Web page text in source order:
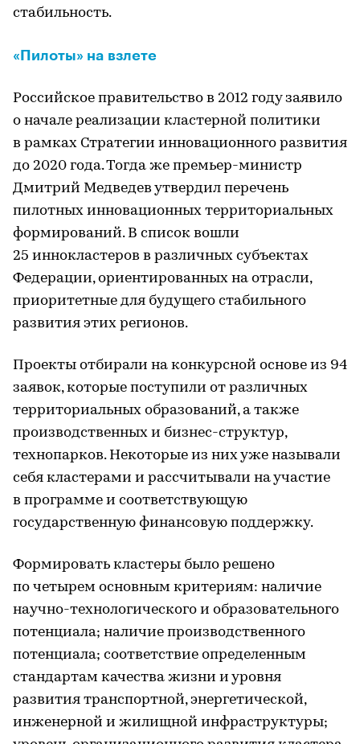
стабильность.
«Пилоты» на взлете
Российское правительство в 2012 году заявило
о начале реализации кластерной политики
в рамках Стратегии инновационного развития
до 2020 года. Тогда же премьер-министр
Дмитрий Медведев утвердил перечень
пилотных инновационных территориальных
формирований. В список вошли
25 иннокластеров в различных субъектах
Федерации, ориентированных на отрасли,
приоритетные для будущего стабильного
развития этих регионов.
Проекты отбирали на конкурсной основе из 94
заявок, которые поступили от различных
территориальных образований, а также
производственных и бизнес-структур,
технопарков. Некоторые из них уже называли
себя кластерами и рассчитывали на участие
в программе и соответствующую
государственную финансовую поддержку.
Формировать кластеры было решено
по четырем основным критериям: наличие
научно-технологического и образовательного
потенциала; наличие производственного
потенциала; соответствие определенным
стандартам качества жизни и уровня
развития транспортной, энергетической,
инженерной и жилищной инфраструктуры;